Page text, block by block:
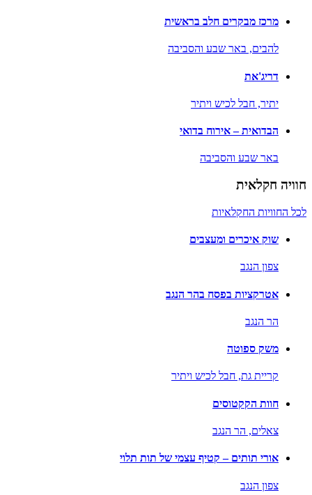
מרכז מבקרים חלב בראשית
להבים, באר שבע והסביבה
דריג'את
יתיר, חבל לכיש ויתיר
הבדואית – אירוח בדואי
באר שבע והסביבה
חוויה חקלאית
לכל החוויות החקלאיות
שוק איכרים ומעצבים
צפון הנגב
אטרקציות בפסח בהר הנגב
הר הנגב
משק ספוטה
קריית גת, חבל לכיש ויתיר
חוות הקקטוסים
צאלים, הר הנגב
אורי תותים – קטיף עצמי של תות תלוי
צפון הנגב